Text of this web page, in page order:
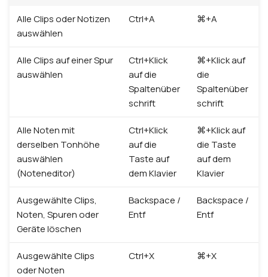
Alle Clips oder Notizen
auswählen
Ctrl+A ⌘+A
Alle Clips auf einer Spur
auswählen
Ctrl+Klick
auf die
Spaltenüber
schrift
⌘+Klick auf
die
Spaltenüber
schrift
Alle Noten mit
derselben Tonhöhe
auswählen
(Noteneditor)
Ctrl+Klick
auf die
Taste auf
dem Klavier
⌘+Klick auf
die Taste
auf dem
Klavier
Ausgewählte Clips,
Noten, Spuren oder
Geräte löschen
Backspace /
Entf
Backspace /
Entf
Ausgewählte Clips
oder Noten
Ctrl+X ⌘+X